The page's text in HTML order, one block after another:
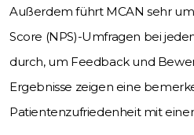
Außerdem führt MCAN sehr
Score (NPS)-Umfragen bei
durch, um Feedback und
Ergebnisse zeigen eine
Patientenzufriedenheit mit